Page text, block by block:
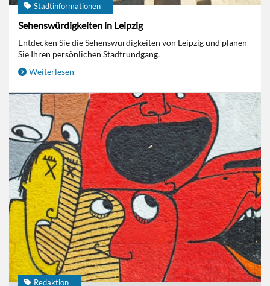
Stadtinformationen
Sehenswürdigkeiten in Leipzig
Entdecken Sie die Sehenswürdigkeiten von Leipzig und planen
Sie Ihren persönlichen Stadtrundgang.
Weiterlesen
Redaktion